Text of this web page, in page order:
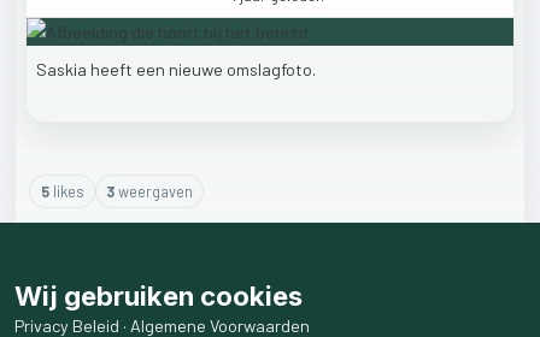
Saskia heeft een nieuwe omslagfoto.
5likes 3weergaven
Wij gebruiken cookies
Privacy Beleid · Algemene Voorwaarden